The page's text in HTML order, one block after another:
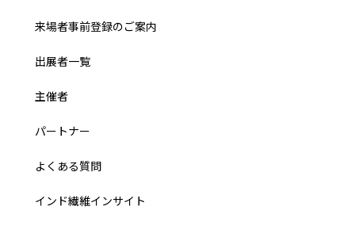
来場者事前登録のご案内
出展者一覧
主催者
パートナー
よくある質問
インド繊維インサイト